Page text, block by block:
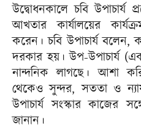
উদ্বোধনকালে চবি উপাচার্য
আখতার কার্যালয়ের
করেন। চবি উপাচার্য বলেন,
দরকার হয়। উপ-উপাচার্য
নান্দনিক লাগছে। আশা
থেকেও সুন্দর, সততা ও
উপাচার্য সংস্কার কাজের
জানান।